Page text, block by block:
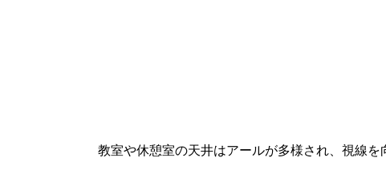
教室や休憩室の天井はアールが多様され、視線を